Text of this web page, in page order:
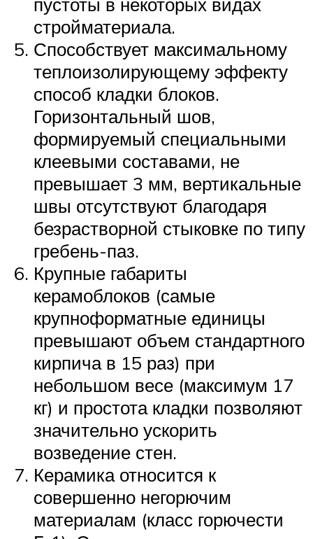
стройматериала.
Способствует максимальному
теплоизолирующему эффекту
способ кладки блоков.
Горизонтальный шов,
формируемый специальными
клеевыми составами, не
превышает 3 мм, вертикальные
швы отсутствуют благодаря
безрастворной стыковке по типу
гребень-паз.
Крупные габариты
керамоблоков (самые
крупноформатные единицы
превышают объем стандартного
кирпича в 15 раз) при
небольшом весе (максимум 17
кг) и простота кладки позволяют
значительно ускорить
возведение стен.
Керамика относится к
совершенно негорючим
материалам (класс горючести